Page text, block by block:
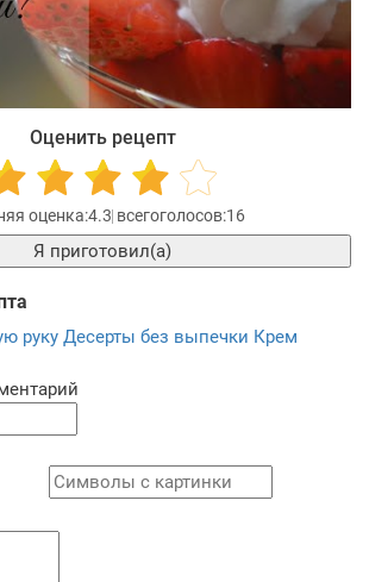
Оценить рецепт
4.3 16
Я приготовил(а)
руку Десерты без выпечки Крем